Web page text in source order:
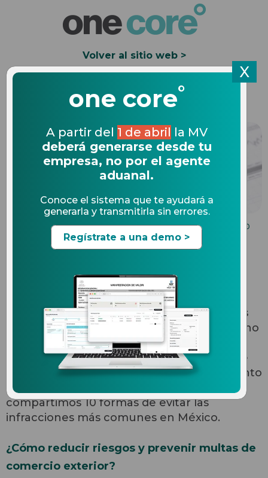
Volver al sitio web >
Solicita una Demo
MULTAS DE COMERCIO INTERNACIONAL 30.04.2020
Multas de comercio exterior
Sabemos queuno de tus mayores retos es
informarte para tomar decisiones
, lo cual no
sólo implica mejorar e incrementar tus
operaciones, sino también evitar multas de
comercio exterior, ya sea por incumplimiento
u omisión. Por esta razón, enseguida te
compartimos 10 formas de evitar las
infracciones más comunes en México.
¿Cómo reducir riesgos y prevenir multas de
comercio exterior?
X
one core°
A partir del 1 de abril la MV
deberá generarse desde tu
empresa, no por el agente
aduanal.
Conoce el sistema que te ayudará a
generarla y transmitirla sin errores.
Regístrate a una demo >